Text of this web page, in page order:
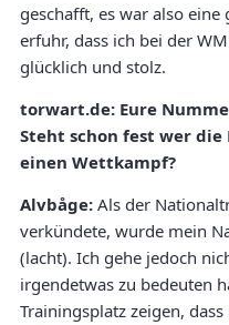
geschafft, es war also eine
erfuhr, dass ich bei der
glücklich und stolz.
torwart.de: Eure
Steht schon fest wer
einen Wettkampf?
Alvbåge: Als der
verkündete, wurde mein
(lacht). Ich gehe jedoch
irgendetwas zu bedeuten
Trainingsplatz zeigen,